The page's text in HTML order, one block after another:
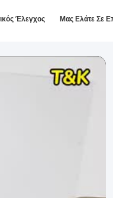
Έλεγχος Μας Ελάτε Σε